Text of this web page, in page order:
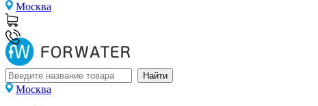
Москва
Москва